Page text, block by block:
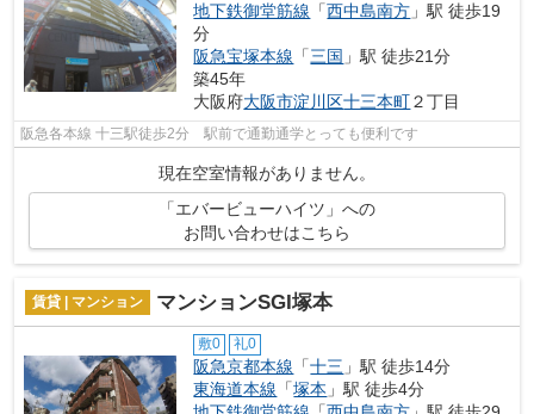
地下鉄御堂筋線 「西中島南方 」駅 徒歩19
分
阪急宝塚本線 「三国 」駅 徒歩21分
築45年
大阪府大阪市淀川区十三本町２丁目
阪急各本線 十三駅徒歩2分 駅前で通勤通学とっても便利です
現在空室情報がありません。
「エバービューハイツ」への
お問い合わせはこちら
賃貸 | マンション マンションSGI塚本
敷0 礼0
阪急京都本線 「十三 」駅 徒歩14分
東海道本線 「塚本 」駅 徒歩4分